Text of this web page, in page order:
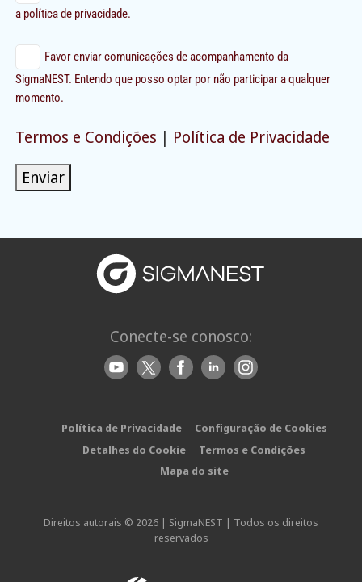
a política de privacidade.
Favor enviar comunicações de acompanhamento da
SigmaNEST. Entendo que posso optar por não participar a qualquer
momento.
Termos e Condições | Política de Privacidade
Enviar
Conecte-se conosco:
Política de Privacidade
Configuração de Cookies
Detalhes do Cookie
Termos e Condições
Mapa do site
Direitos autorais © 2026 | SigmaNEST | Todos os direitos
reservados